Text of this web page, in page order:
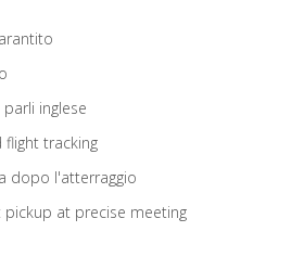
inglese
tracking
dopo l'atterraggio
pickup at precise meeting